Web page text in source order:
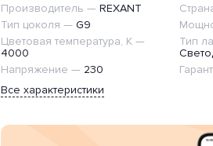
Производитель — REXANT
Тип цоколя — G9
Цветовая температура, K —
4000
Тип
Напряжение — 230
Все характеристики